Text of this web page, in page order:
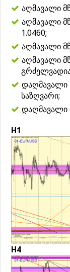
აღმავალი
აღმავალი
1.0460;
აღმავალი
აღმავალი
დაღმავალი
საზღვარი;
დაღმავალი
H1
H4